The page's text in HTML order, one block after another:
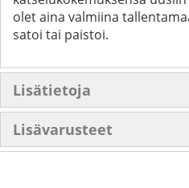
olet aina valmiina
satoi tai paistoi.
Lisätietoja
Lisävarusteet